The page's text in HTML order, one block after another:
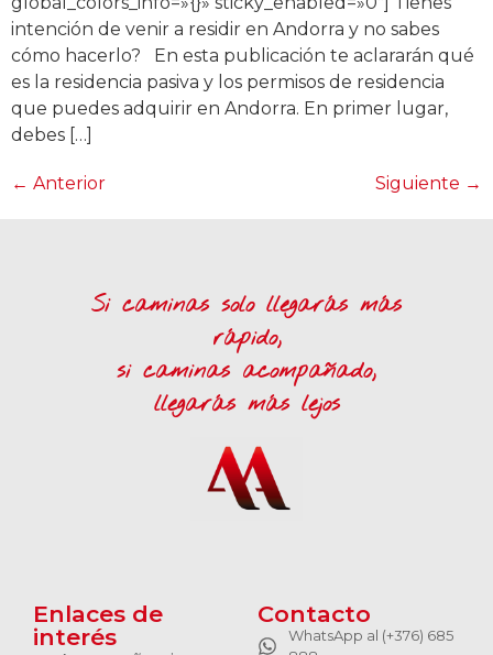
intención de venir a residir en Andorra y no sabes
cómo hacerlo? En esta publicación te aclararán qué
es la residencia pasiva y los permisos de residencia
que puedes adquirir en Andorra. En primer lugar,
debes […]
← Anterior Siguiente →
Si caminas solo llegarás más
rápido,
si caminas acompañado,
llegarás más lejos
Enlaces de
interés
Contacto
WhatsApp al (+376) 685